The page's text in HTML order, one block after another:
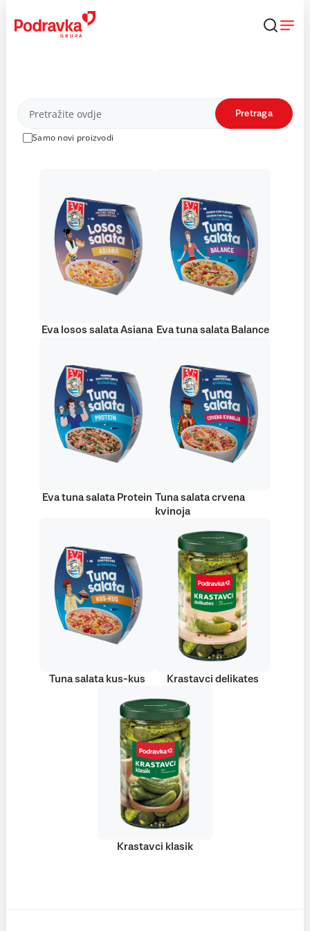
content
Proizvodi
Samo novi proizvodi
Pretraga
Eva losos salata Asiana Eva tuna salata Balance
Eva tuna salata Protein Tuna salata crvena
kvinoja
Tuna salata kus-kus Krastavci delikates
Krastavci klasik